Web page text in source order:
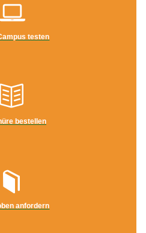
testen
bestellen
anfordern